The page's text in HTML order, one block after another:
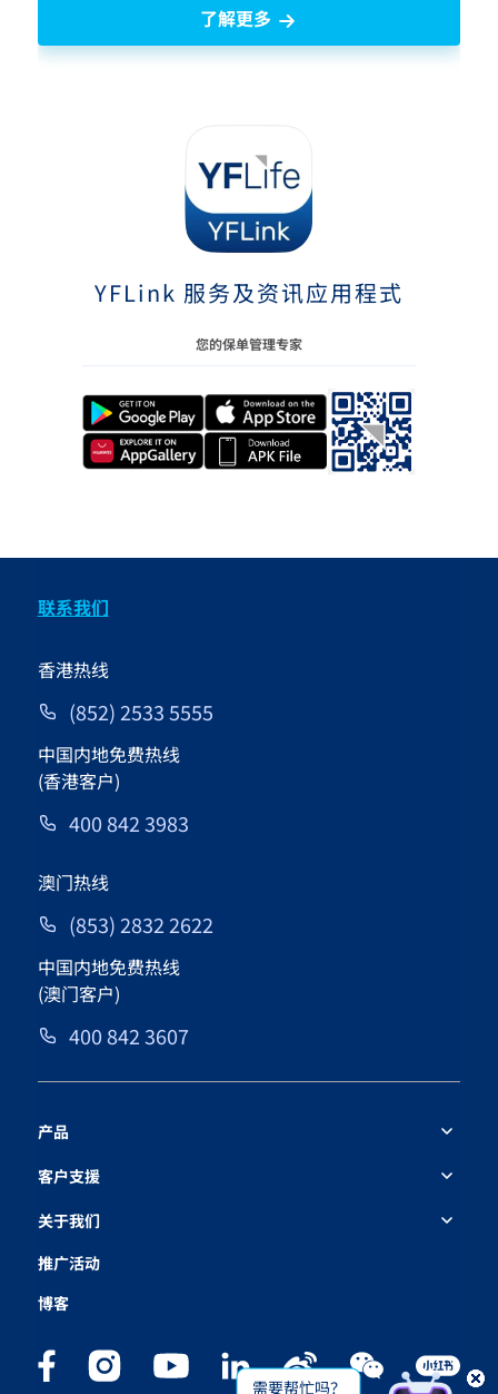
了解更多
YFLink 服务及资讯应用程式
您的保单管理专家
需要帮忙吗？
联系我们
香港热线
(852) 2533 5555
中国内地免费热线
(香港客户)
400 842 3983
澳门热线
(853) 2832 2622
中国内地免费热线
(澳门客户)
400 842 3607
产品
客户支援
关于我们
推广活动
博客